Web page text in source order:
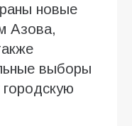
новые
Азова,
выборы